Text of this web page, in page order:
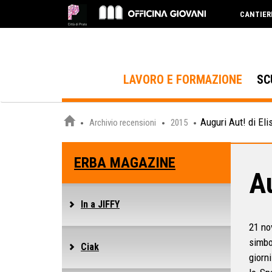
LAVORO E FORMAZIONE
Archivio recensioni 2015 Auguri Aut! di
ERBA MAGAZINE
In a JIFFY
Ciak
21